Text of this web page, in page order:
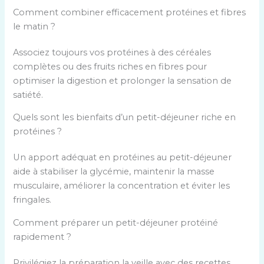
Comment combiner efficacement protéines et fibres
le matin ?
Associez toujours vos protéines à des céréales
complètes ou des fruits riches en fibres pour
optimiser la digestion et prolonger la sensation de
satiété.
Quels sont les bienfaits d’un petit-déjeuner riche en
protéines ?
Un apport adéquat en protéines au petit-déjeuner
aide à stabiliser la glycémie, maintenir la masse
musculaire, améliorer la concentration et éviter les
fringales.
Comment préparer un petit-déjeuner protéiné
rapidement ?